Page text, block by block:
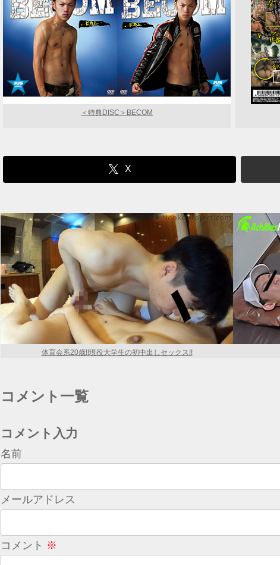
＜特典DISC＞BECOM
X
体育会系20歳!!現役大学生の初中出しセックス!!
コメント一覧
コメント入力
名前
メールアドレス
コメント ※